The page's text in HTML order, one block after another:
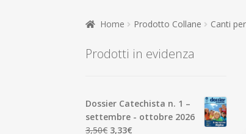
Home Prodotto Collane Canti
Prodotti in evidenza
Dossier Catechista n. 1 –
settembre - ottobre 2026
3,50€ Il
3,33€